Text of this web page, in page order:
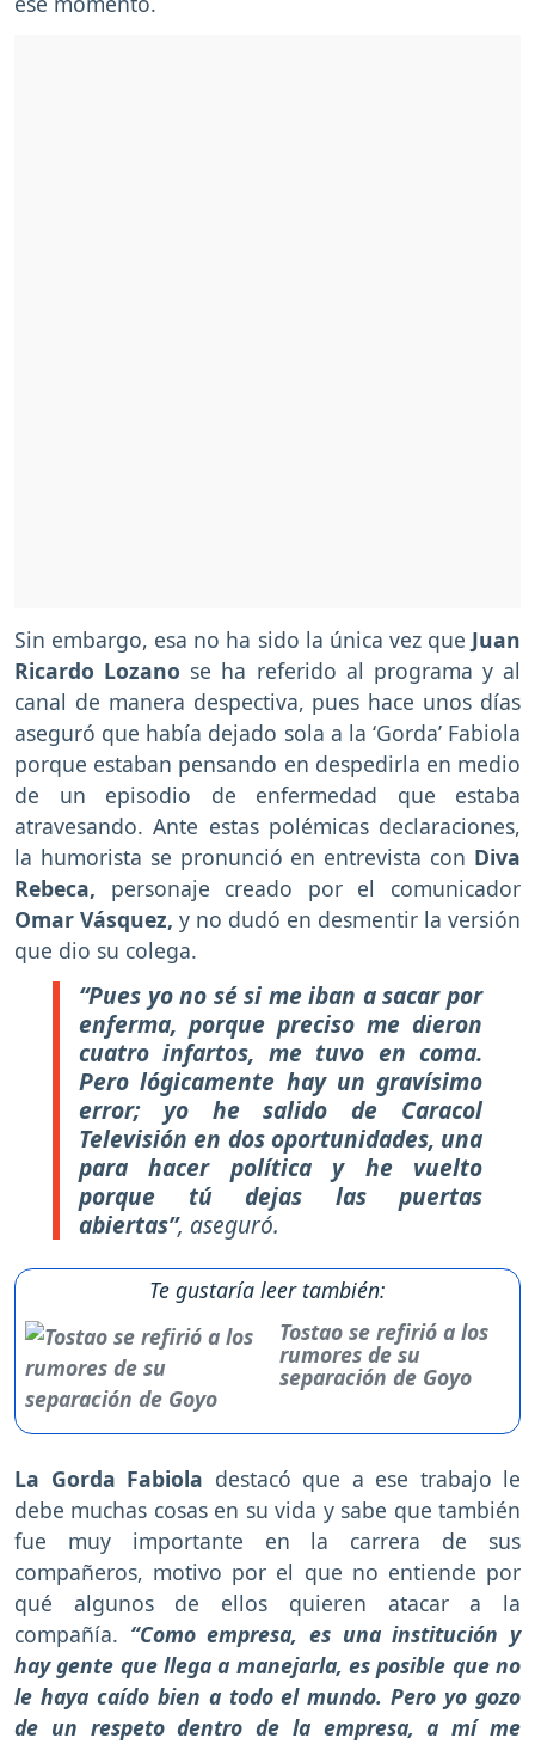
Sin embargo, esa no ha sido la única vez que Juan
Ricardo Lozano se ha referido al programa y al
canal de manera despectiva, pues hace unos días
aseguró que había dejado sola a la ‘Gorda’ Fabiola
porque estaban pensando en despedirla en medio
de un episodio de enfermedad que estaba
atravesando. Ante estas polémicas declaraciones,
la humorista se pronunció en entrevista con Diva
Rebeca, personaje creado por el comunicador
Omar Vásquez, y no dudó en desmentir la versión
que dio su colega.
“Pues yo no sé si me iban a sacar por
enferma, porque preciso me dieron
cuatro infartos, me tuvo en coma.
Pero lógicamente hay un gravísimo
error; yo he salido de Caracol
Televisión en dos oportunidades, una
para hacer política y he vuelto
porque tú dejas las puertas
abiertas”, aseguró.
Te gustaría leer también:
Tostao se refirió a los
rumores de su
separación de Goyo
La Gorda Fabiola destacó que a ese trabajo le
debe muchas cosas en su vida y sabe que también
fue muy importante en la carrera de sus
compañeros, motivo por el que no entiende por
qué algunos de ellos quieren atacar a la
compañía. “Como empresa, es una institución y
hay gente que llega a manejarla, es posible que no
le haya caído bien a todo el mundo. Pero yo gozo
de un respeto dentro de la empresa, a mí me